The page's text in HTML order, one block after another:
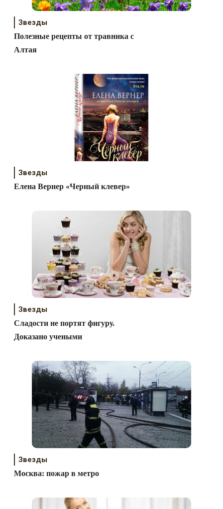
Звезды
Полезные рецепты от травника с
Алтая
Звезды
Елена Вернер «Черный клевер»
Звезды
Сладости не портят фигуру.
Доказано учеными
Звезды
Москва: пожар в метро